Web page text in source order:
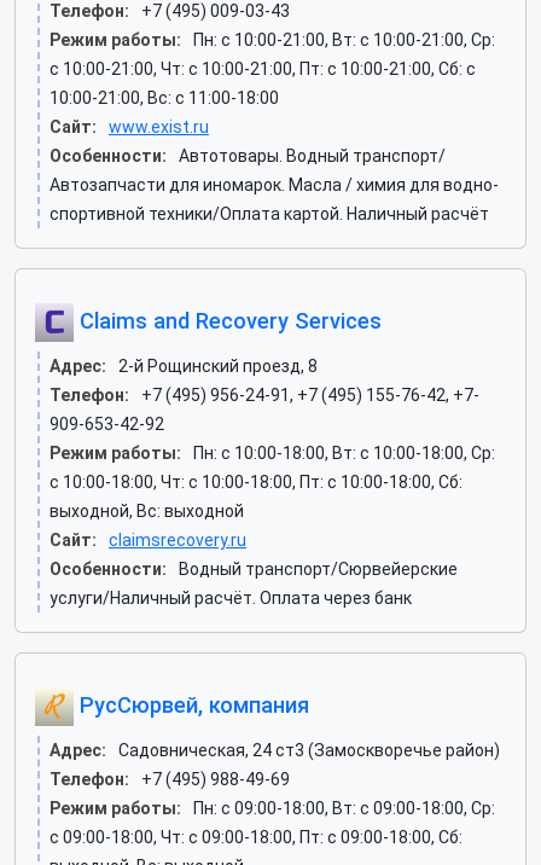
Телефон:
+7 (495) 009-03-43
Режим работы:
Пн: c 10:00-21:00, Вт: c 10:00-21:00, Ср:
c 10:00-21:00, Чт: c 10:00-21:00, Пт: c 10:00-21:00, Сб: c
10:00-21:00, Вс: c 11:00-18:00
Сайт:
www.exist.ru
Особенности:
Автотовары. Водный транспорт/
Автозапчасти для иномарок. Масла / химия для водно-
спортивной техники/Оплата картой. Наличный расчёт
Claims and Recovery Services
Адрес:
2-й Рощинский проезд, 8
Телефон:
+7 (495) 956-24-91, +7 (495) 155-76-42, +7-
909-653-42-92
Режим работы:
Пн: c 10:00-18:00, Вт: c 10:00-18:00, Ср:
c 10:00-18:00, Чт: c 10:00-18:00, Пт: c 10:00-18:00, Сб:
выходной, Вс: выходной
Сайт:
claimsrecovery.ru
Особенности:
Водный транспорт/Сюрвейерские
услуги/Наличный расчёт. Оплата через банк
РусСюрвей, компания
Адрес:
Садовническая, 24 ст3 (Замоскворечье район)
Телефон:
+7 (495) 988-49-69
Режим работы:
Пн: c 09:00-18:00, Вт: c 09:00-18:00, Ср:
c 09:00-18:00, Чт: c 09:00-18:00, Пт: c 09:00-18:00, Сб: